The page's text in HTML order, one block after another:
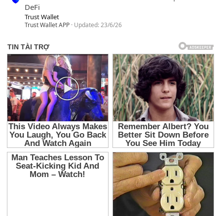
DeFi
Trust Wallet
Trust Wallet APP Updated:23/6/26